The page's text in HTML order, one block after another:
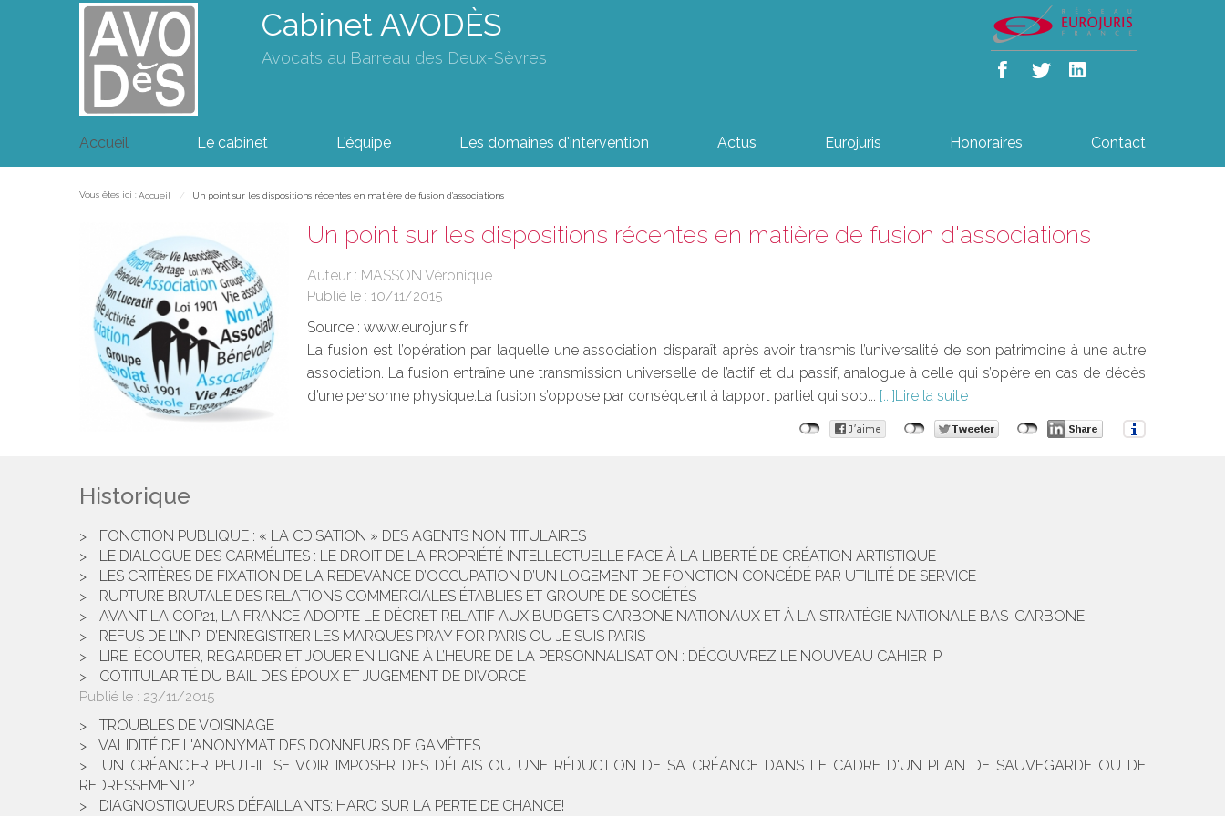
Cabinet AVODÈS
Avocats au Barreau des Deux-Sèvres
Accueil Le cabinet L'équipe Les domaines d'intervention Actus Eurojuris Honoraires Contact
Vous êtes ici : Accueil Un point sur les dispositions récentes en matière de fusion d'associations
Un point sur les dispositions récentes en matière de fusion d'associations
Auteur : MASSON Véronique
Publié le : 10/11/2015
Source : www.eurojuris.fr
La fusion est l’opération par laquelle une association disparaît après avoir transmis l’universalité de son patrimoine à une autre
association. La fusion entraîne une transmission universelle de l’actif et du passif, analogue à celle qui s’opère en cas de décès
d’une personne physique.La fusion s’oppose par conséquent à l’apport partiel qui s’op...
Lire la suite
Historique
FONCTION PUBLIQUE : « LA CDISATION » DES AGENTS NON TITULAIRES
LE DIALOGUE DES CARMÉLITES : LE DROIT DE LA PROPRIÉTÉ INTELLECTUELLE FACE À LA LIBERTÉ DE CRÉATION ARTISTIQUE
LES CRITÈRES DE FIXATION DE LA REDEVANCE D’OCCUPATION D’UN LOGEMENT DE FONCTION CONCÉDÉ PAR UTILITÉ DE SERVICE
RUPTURE BRUTALE DES RELATIONS COMMERCIALES ÉTABLIES ET GROUPE DE SOCIÉTÉS
AVANT LA COP21, LA FRANCE ADOPTE LE DÉCRET RELATIF AUX BUDGETS CARBONE NATIONAUX ET À LA STRATÉGIE NATIONALE BAS-CARBONE
REFUS DE L’INPI D’ENREGISTRER LES MARQUES PRAY FOR PARIS OU JE SUIS PARIS
LIRE, ÉCOUTER, REGARDER ET JOUER EN LIGNE À L’HEURE DE LA PERSONNALISATION : DÉCOUVREZ LE NOUVEAU CAHIER IP
COTITULARITÉ DU BAIL DES ÉPOUX ET JUGEMENT DE DIVORCE
Publié le : 23/11/2015
TROUBLES DE VOISINAGE
VALIDITÉ DE L'ANONYMAT DES DONNEURS DE GAMÈTES
UN CRÉANCIER PEUT-IL SE VOIR IMPOSER DES DÉLAIS OU UNE RÉDUCTION DE SA CRÉANCE DANS LE CADRE D'UN PLAN DE SAUVEGARDE OU DE
REDRESSEMENT?
DIAGNOSTIQUEURS DÉFAILLANTS: HARO SUR LA PERTE DE CHANCE!